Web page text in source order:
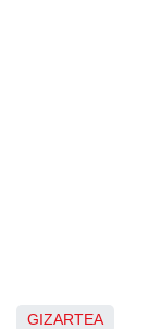
GIZARTEA